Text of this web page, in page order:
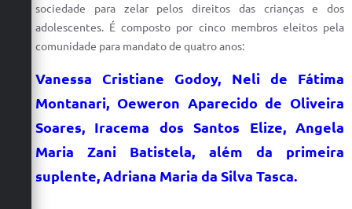
sociedade para zelar pelos direitos das crianças e dos
adolescentes. É composto por cinco membros eleitos pela
comunidade para mandato de quatro anos:
Vanessa Cristiane Godoy, Neli de Fátima
Montanari, Oeweron Aparecido de Oliveira
Soares, Iracema dos Santos Elize, Angela
Maria Zani Batistela, além da primeira
suplente, Adriana Maria da Silva Tasca.